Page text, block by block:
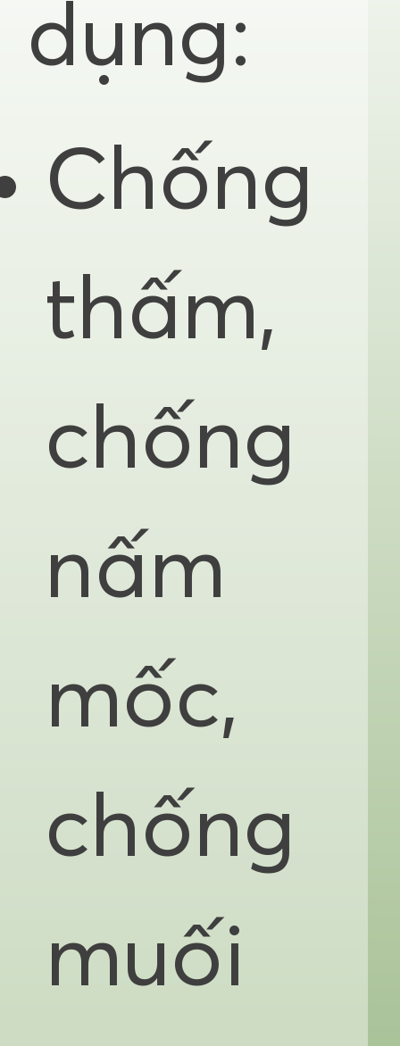
dụng:
Chống
thấm,
chống
nấm
mốc,
chống
muối